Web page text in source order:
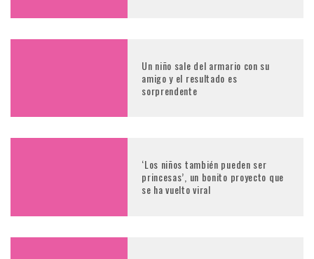
Un niño sale del armario con su
amigo y el resultado es
sorprendente
‘Los niños también pueden ser
princesas’, un bonito proyecto que
se ha vuelto viral